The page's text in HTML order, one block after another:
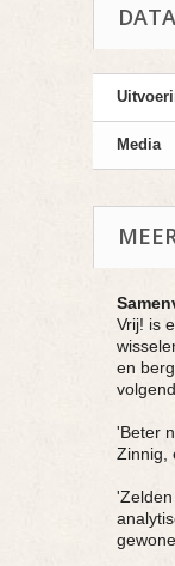
Media
Vrij! is
en
'Beter
Zinnig,